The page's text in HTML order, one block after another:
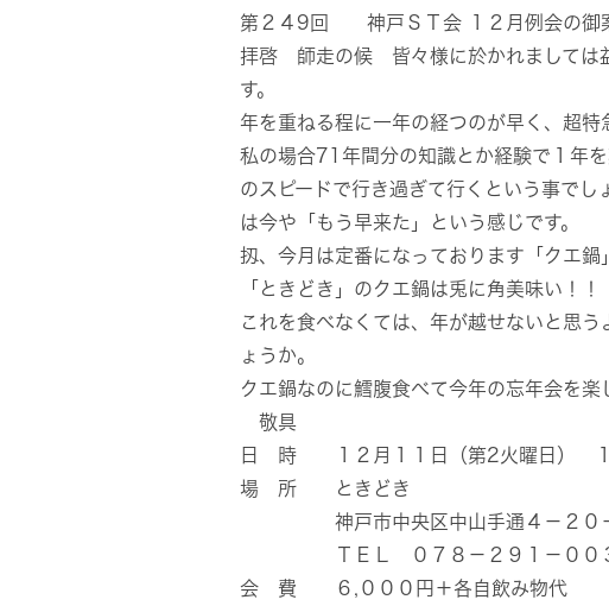
第２４9回 神戸ＳＴ会 １２月例会の御
拝啓 師走の候 皆々様に於かれましては
す。
年を重ねる程に一年の経つのが早く、超特
私の場合71年間分の知識とか経験で１年
のスピードで行き過ぎて行くという事で
は今や「もう早来た」という感じです。
扨、今月は定番になっております「クエ鍋
「ときどき」のクエ鍋は兎に角美味い！！
これを食べなくては、年が越せないと思
ょうか。
クエ鍋なのに鱈腹食べて今年
敬具
日 時 １２月１１日（第2火曜日） １
場 所 ときどき
神戸市中央区中山手通４－２０－
ＴＥＬ ０７８－２９１－００
会 費 ６,０００円＋各自飲み物代